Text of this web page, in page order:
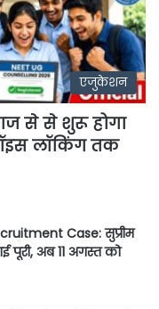
एजुकेशन
आज से से शुरू होगा
लॉकिंग तक
Case: सुप्रीम
पूरी, अब 11 अगस्त को